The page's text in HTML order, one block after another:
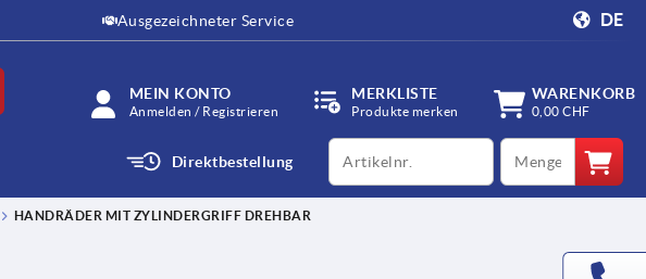
Ausgezeichneter Service DE
MEIN KONTO
Anmelden / Registrieren
MERKLISTE
Produkte merken
WARENKORB
0,00 CHF
Direktbestellung
productCode qty
HANDRÄDER MIT ZYLINDERGRIFF DREHBAR